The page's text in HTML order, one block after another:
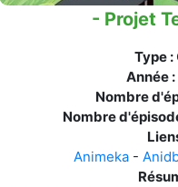
- Projet
Type :
Année :
Nombre
Nombre
Animeka -